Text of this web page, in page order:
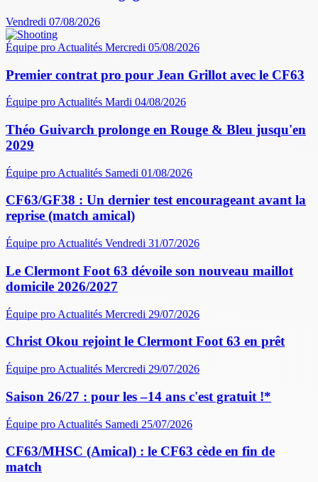
Vendredi 07/08/2026
Équipe pro Actualités Mercredi 05/08/2026
Premier contrat pro pour Jean Grillot avec le CF63
Équipe pro Actualités Mardi 04/08/2026
Théo Guivarch prolonge en Rouge & Bleu jusqu'en
2029
Équipe pro Actualités Samedi 01/08/2026
CF63/GF38 : Un dernier test encourageant avant la
reprise (match amical)
Équipe pro Actualités Vendredi 31/07/2026
Le Clermont Foot 63 dévoile son nouveau maillot
domicile 2026/2027
Équipe pro Actualités Mercredi 29/07/2026
Christ Okou rejoint le Clermont Foot 63 en prêt
Équipe pro Actualités Mercredi 29/07/2026
Saison 26/27 : pour les –14 ans c'est gratuit !*
Équipe pro Actualités Samedi 25/07/2026
CF63/MHSC (Amical) : le CF63 cède en fin de
match